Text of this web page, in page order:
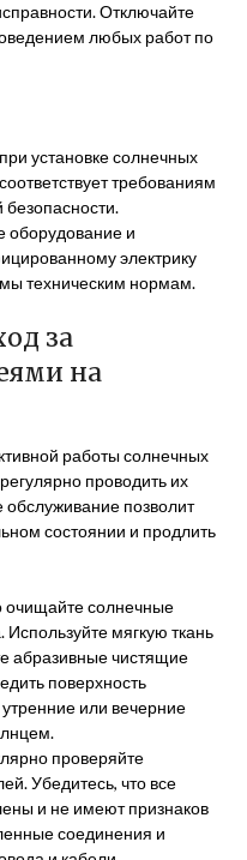
Отключайте
любых работ по
установке солнечных
требованиям
безопасности.
оборудование и
электрику
техническим нормам.
за
на
работы солнечных
проводить их
обслуживание позволит
состоянии и продлить
очищайте солнечные
Используйте мягкую ткань
абразивные чистящие
поверхность
или вечерние
проверяйте
Убедитесь, что все
и не имеют признаков
соединения и